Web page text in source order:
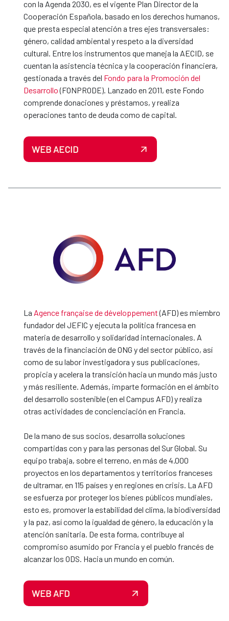
con la Agenda 2030, es el vigente Plan Director de la
Cooperación Española, basado en los derechos humanos,
que presta especial atención a tres ejes transversales:
género, calidad ambiental y respeto a la diversidad
cultural. Entre los instrumentos que maneja la AECID, se
cuentan la asistencia técnica y la cooperación financiera,
gestionada a través del Fondo para la Promoción del
Desarrollo(FONPRODE). Lanzado en 2011, este Fondo
comprende donaciones y préstamos, y realiza
operaciones tanto de deuda como de capital.
WEB AECID
La Agence française de développement(AFD) es miembro
fundador del JEFIC y ejecuta la política francesa en
materia de desarrollo y solidaridad internacionales. A
través de la financiación de ONG y del sector público, así
como de su labor investigadora y sus publicaciones,
propicia y acelera la transición hacia un mundo más justo
y más resiliente. Además, imparte formación en el ámbito
del desarrollo sostenible (en el Campus AFD) y realiza
otras actividades de concienciación en Francia.
De la mano de sus socios, desarrolla soluciones
compartidas con y para las personas del Sur Global. Su
equipo trabaja, sobre el terreno, en más de 4.000
proyectos en los departamentos y territorios franceses
de ultramar, en 115 países y en regiones en crisis. La AFD
se esfuerza por proteger los bienes públicos mundiales,
esto es, promover la estabilidad del clima, la biodiversidad
y la paz, así como la igualdad de género, la educación y la
atención sanitaria. De esta forma, contribuye al
compromiso asumido por Francia y el pueblo francés de
alcanzar los ODS. Hacia un mundo en común.
WEB AFD